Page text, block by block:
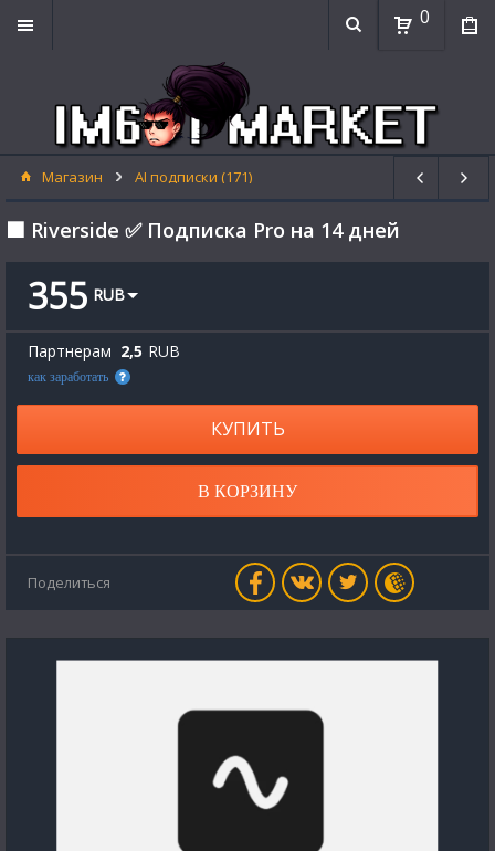
0
Магазин AI подписки (171)
⬛ Riverside ✅ Подписка Pro на 14 дней
355 RUB
Партнерам 2,5 RUB
как заработать
КУПИТЬ
В КОРЗИНУ
Поделиться